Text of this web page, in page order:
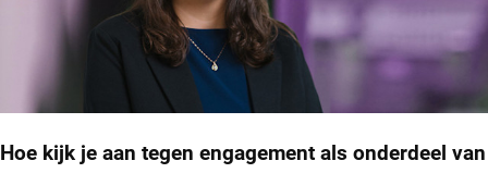
Hoe kijk je aan tegen engagement als onderdeel van